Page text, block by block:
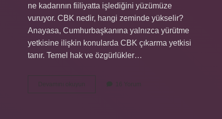
ne kadarının fiiliyatta işlediğini yüzümüze
vuruyor. CBK nedir, hangi zeminde yükselir?
Anayasa, Cumhurbaşkanına yalnızca yürütme
yetkisine ilişkin konularda CBK çıkarma yetkisi
tanır. Temel hak ve özgürlükler…
Devamını okuyun
Cumhurbaşkanlığı
kararnamesi
16 Yorum